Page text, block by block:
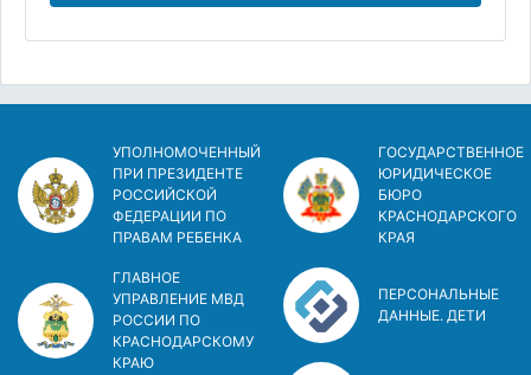
УПОЛНОМОЧЕННЫЙ
ПРИ ПРЕЗИДЕНТЕ
РОССИЙСКОЙ
ФЕДЕРАЦИИ ПО
ПРАВАМ РЕБЕНКА
ГЛАВНОЕ
УПРАВЛЕНИЕ МВД
РОССИИ ПО
КРАСНОДАРСКОМУ
КРАЮ
ГОСУДАРСТВЕННОЕ
ЮРИДИЧЕСКОЕ
БЮРО
КРАСНОДАРСКОГО
КРАЯ
ПЕРСОНАЛЬНЫЕ
ДАННЫЕ. ДЕТИ